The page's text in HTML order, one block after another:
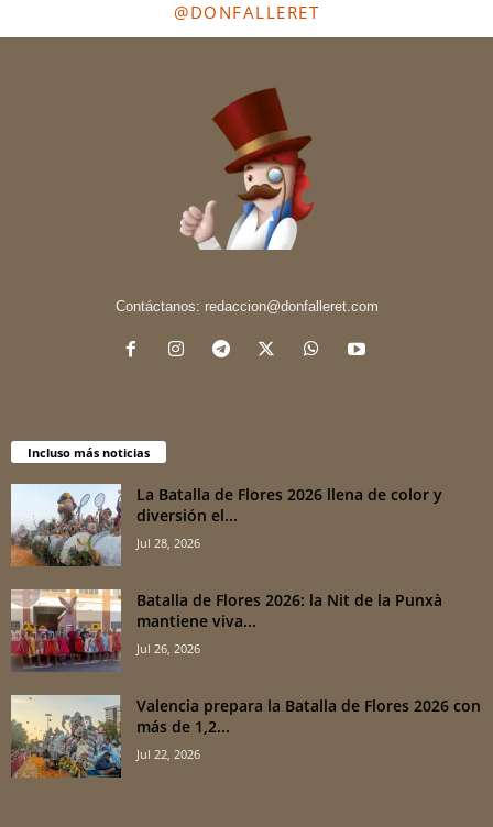
@DONFALLERET
Contáctanos: redaccion@donfalleret.com
Incluso más noticias
La Batalla de Flores 2026 llena de color y
diversión el...
Jul 28, 2026
Batalla de Flores 2026: la Nit de la Punxà
mantiene viva...
Jul 26, 2026
Valencia prepara la Batalla de Flores 2026 con
más de 1,2...
Jul 22, 2026